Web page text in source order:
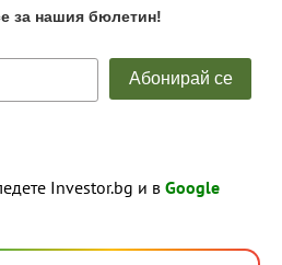
Investor.bg и в Google